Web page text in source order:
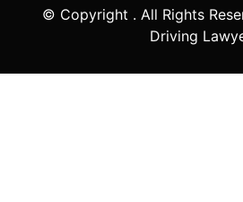
© Copyright . All Rights
Driving